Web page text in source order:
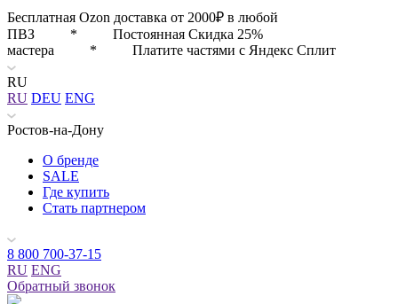
Бесплатная Ozon доставка от 2000₽ в любой
ПВЗ * Постоянная Скидка 25%
мастера * Платите частями с Яндекс Сплит
RU
RU DEU ENG
Ростов-на-Дону
О бренде
SALE
Где купить
Стать партнером
8 800 700-37-15
RU ENG
Обратный звонок